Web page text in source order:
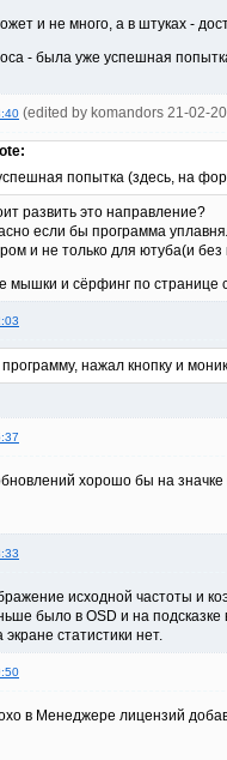
и не много, а в штуках -
- была уже успешная
(edited by komandors 21-02-
попытка (здесь, на
развить это направление?
если бы программа
и не только для ютуба(и без
мышки и сёрфинг по странице
нажал кнопку и
хорошо бы на значке
исходной частоты и
было в OSD и на
статистики нет.
в Менеджере лицензий